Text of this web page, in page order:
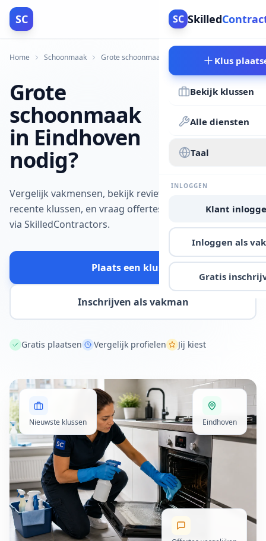
SC SC Skilled
Klus
Bekijk klussen
Alle diensten
Taal
INLOGGEN
Klant
Inloggen als
Gratis
Home Schoonmaak Grote schoonmaak Eindhoven
Grote
schoonmaak
in Eindhoven
nodig?
Vergelijk vakmensen, bekijk reviews en
recente klussen, en vraag offertes aan
via SkilledContractors.
Plaats een klus
Inschrijven als vakman
Gratis plaatsen Vergelijk profielen Jij kiest
Nieuwste klussen Eindhoven